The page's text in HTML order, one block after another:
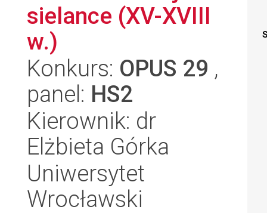
sielance (XV-XVIII
w.)
Konkurs: OPUS 29 ,
panel: HS2
Kierownik: dr
Elżbieta Górka
Uniwersytet
Wrocławski